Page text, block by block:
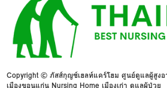
Copyright © ภัสส์กุญช์เฮลท์แคร์โฮม ศูนย์ดูแลผู้สูง
เมืองขอนแก่น Nursing Home เมืองเก่า ดูแลผู้ป่วย